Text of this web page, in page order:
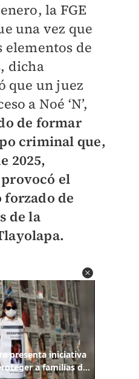
la FGE
una vez que
elementos de
dicha
que un juez
a Noé ‘N’,
de formar
criminal que,
2025,
el
forzado de
de la